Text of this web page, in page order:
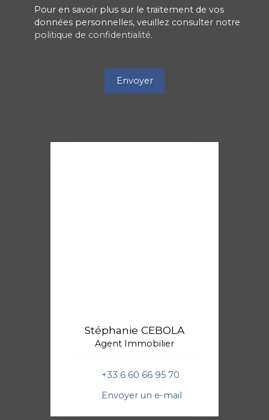
Pour en savoir plus sur le traitement de vos
données personnelles, veuillez consulter notre
politique de confidentialité.
Envoyer
Stéphanie CEBOLA
Agent Immobilier
+33 6 60 66 95 70
Envoyer un e-mail